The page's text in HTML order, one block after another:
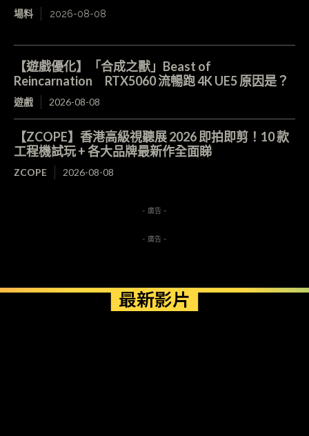
場料 2026-08-08
【遊戲優化】「合成之獸」Beast of
Reincarnation RTX5060 流暢跑 4K UE5 原因是？
遊戲 2026-08-08
【ZCOPE】香港高級視聽展 2026 即拍即剪！10 款
工程機試玩 + 各大品牌最新作全面睇
ZCOPE 2026-08-08
- 廣告 -
- 廣告 -
最新影片